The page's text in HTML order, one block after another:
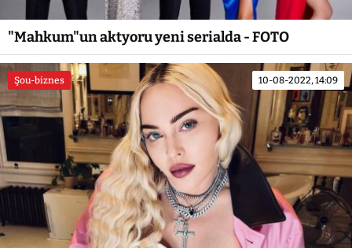
"Mahkum"un aktyoru yeni serialda - FOTO
Şou-biznes 10-08-2022, 14:09